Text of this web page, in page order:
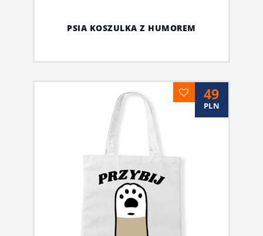
PSIA KOSZULKA Z HUMOREM
49
PLN